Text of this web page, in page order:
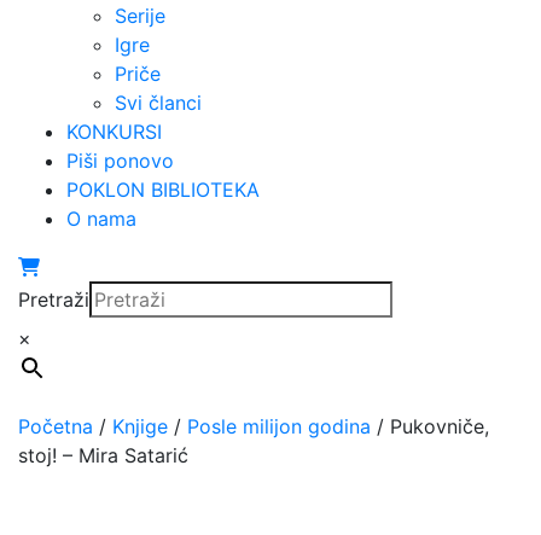
Serije
Igre
Priče
Svi članci
KONKURSI
Piši ponovo
POKLON BIBLIOTEKA
O nama
Pretraži
×
Početna / Knjige / Posle milijon godina / Pukovniče,
stoj! – Mira Satarić